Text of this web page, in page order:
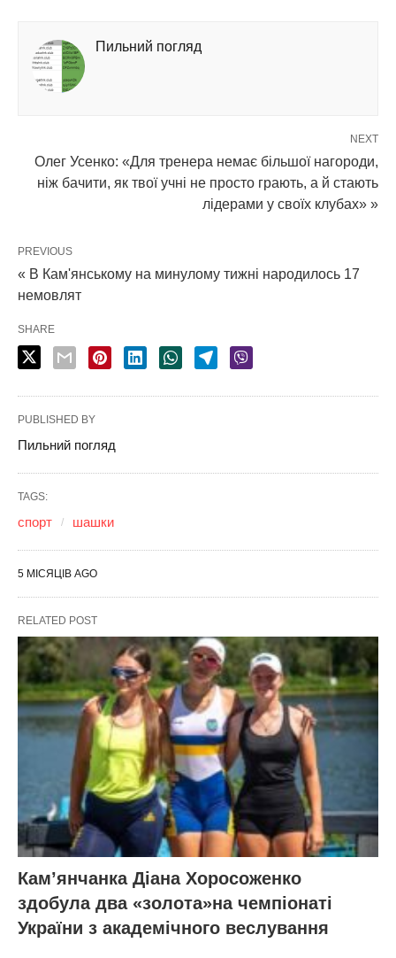
Пильний погляд
NEXT
Олег Усенко: «Для тренера немає більшої нагороди,
ніж бачити, як твої учні не просто грають, а й стають
лідерами у своїх клубах» »
PREVIOUS
« В Кам'янському на минулому тижні народилось 17
немовлят
SHARE
PUBLISHED BY
Пильний погляд
TAGS:
спорт шашки
5 МІСЯЦІВ AGO
RELATED POST
Кам’янчанка Діана Хоросоженко
здобула два «золота»на чемпіонаті
України з академічного веслування